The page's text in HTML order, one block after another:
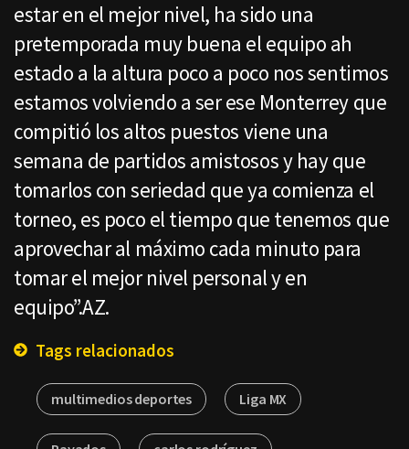
estar en el mejor nivel, ha sido una
pretemporada muy buena el equipo ah
estado a la altura poco a poco nos sentimos
estamos volviendo a ser ese Monterrey que
compitió los altos puestos viene una
semana de partidos amistosos y hay que
tomarlos con seriedad que ya comienza el
torneo, es poco el tiempo que tenemos que
aprovechar al máximo cada minuto para
tomar el mejor nivel personal y en
equipo”.AZ.
Tags relacionados
multimedios deportes Liga MX